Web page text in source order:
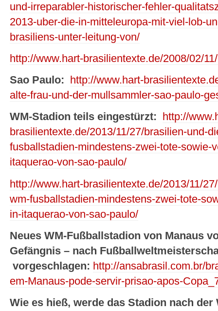
und-irreparabler-historischer-fehler-
2013-uber-die-in-mitteleuropa-mit-viel-lob-
brasiliens-unter-leitung-von/
http://www.hart-brasilientexte.de/2008/02/
Sao Paulo:
http://www.hart-
alte-frau-und-der-mullsammler-sao-paulo-
WM-Stadion teils eingestürzt:
http://
brasilientexte.de/2013/11/27/brasilien-und-
fusballstadien-mindestens-zwei-tote-sowie-
itaquerao-von-sao-paulo/
http://www.hart-brasilientexte.de/2013/11/
wm-fusballstadien-mindestens-zwei-tote-
in-itaquerao-von-sao-paulo/
Neues WM-Fußballstadion von Manaus
Gefängnis – nach
vorgeschlagen: http://ansabrasil.com.br/
em-Manaus-pode-servir-prisao-apos-
Wie es hieß, werde das Stadion nach der